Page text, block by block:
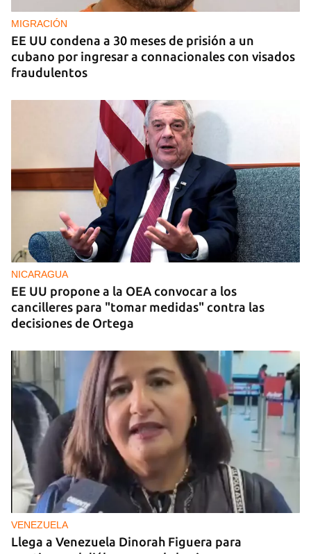
Cuba, abastece la economía nacional
MIGRACIÓN
EE UU condena a 30 meses de prisión a un
cubano por ingresar a connacionales con visados
fraudulentos
NICARAGUA
EE UU propone a la OEA convocar a los
cancilleres para "tomar medidas" contra las
decisiones de Ortega
VENEZUELA
Llega a Venezuela Dinorah Figuera para